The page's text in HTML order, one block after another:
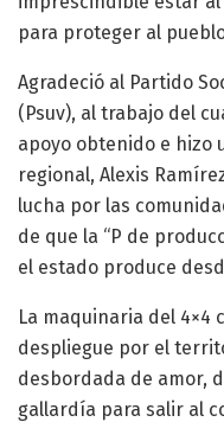
para proteger al
Agradeció al Partido
(Psuv), al trabajo del
apoyo obtenido e hizo
regional, Alexis
lucha por las
de que la “P de
el estado produce
La maquinaria del 4×4
despliegue por el
desbordada de amor,
gallardía para salir al